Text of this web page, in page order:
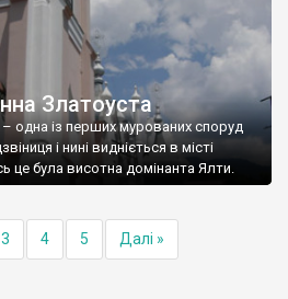
Златоуста
одна із перших мурованих споруд
і нині видніється в місті
це була висотна домінанта Ялти.
3 4 5 Далі »